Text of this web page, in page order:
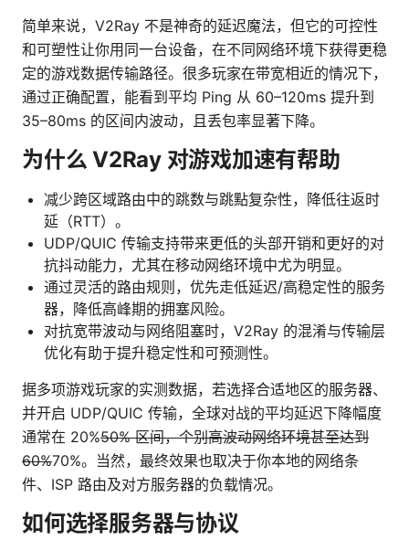
简单来说，V2Ray 不是神奇的延迟魔法，但它的可控性
和可塑性让你用同一台设备，在不同网络环境下获得更稳
定的游戏数据传输路径。很多玩家在带宽相近的情况下，
通过正确配置，能看到平均 Ping 从 60–120ms 提升到
35–80ms 的区间内波动，且丢包率显著下降。
为什么 V2Ray 对游戏加速有帮助
减少跨区域路由中的跳数与跳點复杂性，降低往返时
延（RTT）。
UDP/QUIC 传输支持带来更低的头部开销和更好的对
抗抖动能力，尤其在移动网络环境中尤为明显。
通过灵活的路由规则，优先走低延迟/高稳定性的服务
器，降低高峰期的拥塞风险。
对抗宽带波动与网络阻塞时，V2Ray 的混淆与传输层
优化有助于提升稳定性和可预测性。
据多项游戏玩家的实测数据，若选择合适地区的服务器、
并开启 UDP/QUIC 传输，全球对战的平均延迟下降幅度
通常在 20%50% 区间，个别高波动网络环境甚至达到
60%70%。当然，最终效果也取决于你本地的网络条
件、ISP 路由及对方服务器的负载情况。
如何选择服务器与协议